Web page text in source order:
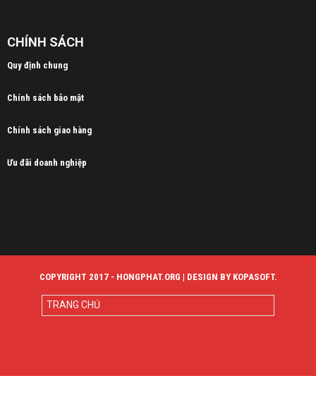
CHÍNH SÁCH
Quy định chung
Chính sách bảo mật
Chính sách giao hàng
Ưu đãi doanh nghiệp
COPYRIGHT 2017 - HONGPHAT.ORG | DESIGN BY KOPASOFT.